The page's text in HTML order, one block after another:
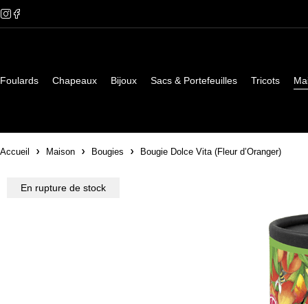
Foulards Chapeaux Bijoux Sacs & Portefeuilles Tricots
Accueil Maison Bougies Bougie Dolce Vita (Fleur d’Oranger)
En rupture de stock